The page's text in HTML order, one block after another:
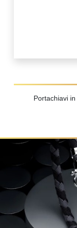
Portachiavi